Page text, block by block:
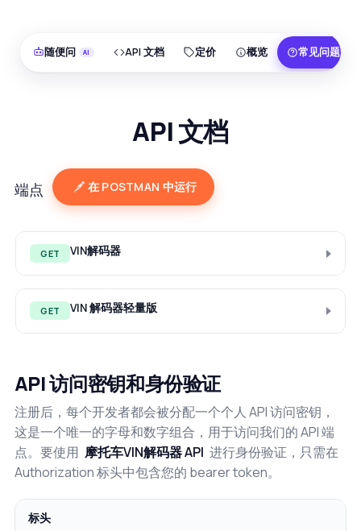
随便问 API 文档 定价 概览 常见问题
API 文档
端点 在 POSTMAN 中运行
GET VIN解码器
GET VIN 解码器轻量版
API 访问密钥和身份验证
注册后，每个开发者都会被分配一个个人 API 访问密钥，
这是一个唯一的字母和数字组合，用于访问我们的 API 端
点。要使用 摩托车VIN解码器 API 进行身份验证，只需在
Authorization 标头中包含您的 bearer token。
标头